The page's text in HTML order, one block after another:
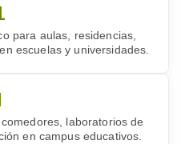
para aulas, residencias,
escuelas y universidades.
laboratorios de
en campus educativos.